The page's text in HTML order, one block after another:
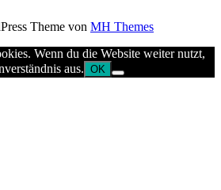
Theme von MH Themes
Wenn du die Website weiter nutzt,
aus. OK